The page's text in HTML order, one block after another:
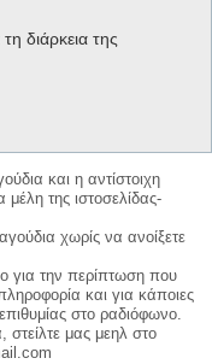
διάρκεια της
και η αντίστοιχη
της ιστοσελίδας-
χωρίς να ανοίξετε
για την περίπτωση που
και για κάποιες
στο ραδιόφωνο.
μας μεηλ στο